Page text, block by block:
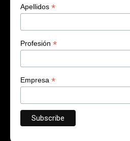
Apellidos *
Profesión *
Empresa *